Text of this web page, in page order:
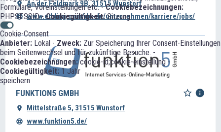
Formulare, Voreinstellungen etc. -Cookiebezeichnungen:
PHPSESSID -Cookiegültigkeit:Sitzung
Cookie-Consent
Anbieter: Lokal - Zweck: Zur Speicherung Ihrer Consent-Einstellungen
beim Seitenwechsel und für zukünftige Besuche. -
Cookiebezeichnungen:cookie-id;cookie-einstellung -
Cookiegültigkeit: 1 Jahr
speichern
An der Feldmark 9B, 31515 Wunstorf
www.edding.com/de-de/unternehmen/karriere/jobs/
FUNKTION5 GMBH
Mittelstraße 5, 31515 Wunstorf
www.funktion5.de/